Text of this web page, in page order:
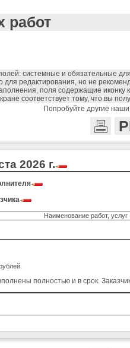
работ
системные и обязательные
для редактирования, но не
поля содержащие иконку
соответствует тому, что вы
Попробуйте другие
2026 г.
Наименование работ, услуг
полностью и в срок.